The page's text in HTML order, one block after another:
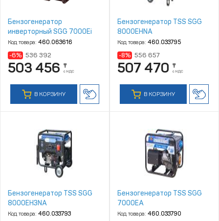
Бензогенератор
инверторный SGG 7000Ei
Код товара: 460.063616
-6% 536 392
503 456 ₸
с НДС
В КОРЗИНУ
Бензогенератор TSS SGG
8000EHNA
Код товара: 460.033795
-8% 556 657
507 470 ₸
с НДС
В КОРЗИНУ
Бензогенератор TSS SGG
8000EH3NA
Код товара: 460.033793
Бензогенератор TSS SGG
7000EA
Код товара: 460.033790